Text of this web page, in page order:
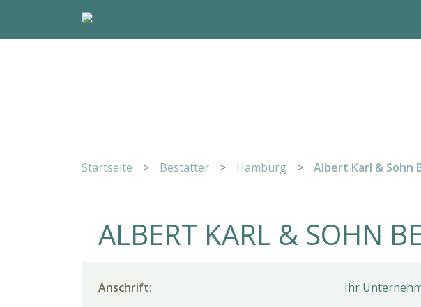
Startseite > Bestatter > Hamburg > Albert Karl & Sohn
ALBERT KARL & SOHN
Ihr
Anschrift: